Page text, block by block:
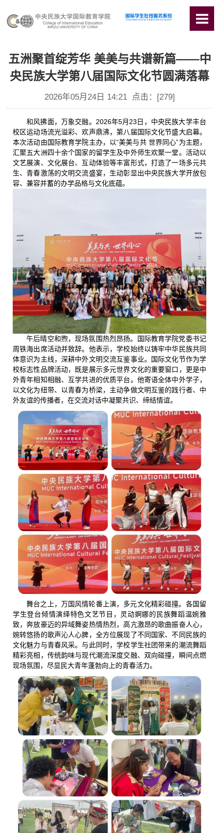
五洲聚首绽芳华 美美与共谱新篇——中
央民族大学第八届国际文化节圆满落幕
2026年05月24日 14:21 点击：[279]
和风拂面，万象交融。2026年5月23日，中央民族大学丰台
校区运动场流光溢彩、欢声鼎沸，第八届国际文化节盛大启幕。
本次活动由国际教育学院主办，以“美美与共 世界同心”为主题，
汇聚五大洲四十余个国家的留学生及中外师生欢聚一堂。活动以
文艺展演、文化展台、互动体验等丰富形式，打造了一场多元共
生、青春激荡的文明交流盛宴，生动彰显出中央民族大学开放包
容、兼容并蓄的办学品格与文化底蕴。
午后晴空和煦，现场氛围热烈昂扬。国际教育学院党委书记
周铁海出席活动并致辞。他表示，学校始终以铸牢中华民族共同
体意识为主线，深耕中外文明交流互鉴事业。国际文化节作为学
校标志性品牌活动，既是展示多元世界文化的重要窗口，更是中
外青年相知相融、互学共进的优质平台。他寄语全体中外学子，
以文化为纽带、以青春为桥梁，主动争做文明互鉴的践行者、中
外友谊的传播者，在交流对话中凝聚共识、缔结情谊。
舞台之上，万国风情轮番上演，多元文化精彩碰撞。各国留
学生登台倾情演绎特色文艺节目，灵动婀娜的民族舞蹈温婉雅
致，奔放豪迈的异域舞姿热情热烈，高亢激昂的歌曲振奋人心，
婉转悠扬的歌声沁人心脾，全方位展现了不同国家、不同民族的
文化魅力与青春风采。与此同时，学校学生社团带来的潮流舞蹈
精彩亮相，传统韵味与现代潮流深度交融、双向碰撞，瞬间点燃
现场氛围，尽显民大青年蓬勃向上的青春活力。